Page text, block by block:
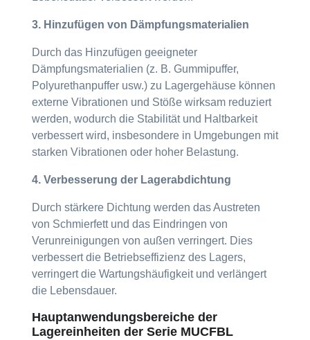
3. Hinzufügen von Dämpfungsmaterialien
Durch das Hinzufügen geeigneter
Dämpfungsmaterialien (z. B. Gummipuffer,
Polyurethanpuffer usw.) zu Lagergehäuse können
externe Vibrationen und Stöße wirksam reduziert
werden, wodurch die Stabilität und Haltbarkeit
verbessert wird, insbesondere in Umgebungen mit
starken Vibrationen oder hoher Belastung.
4. Verbesserung der Lagerabdichtung
Durch stärkere Dichtung werden das Austreten
von Schmierfett und das Eindringen von
Verunreinigungen von außen verringert. Dies
verbessert die Betriebseffizienz des Lagers,
verringert die Wartungshäufigkeit und verlängert
die Lebensdauer.
Hauptanwendungsbereiche der
Lagereinheiten der Serie MUCFBL